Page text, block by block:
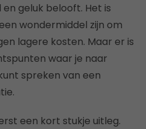
geluk belooft. Het is
wondermiddel zijn om
lagere kosten. Maar er is
waar je naar
spreken van een
een kort stukje uitleg.